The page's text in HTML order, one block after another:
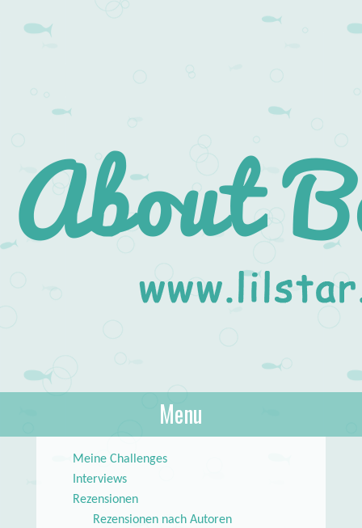
About Books
lilstar.de
Menu
Meine Challenges
Interviews
Rezensionen
Rezensionen nach Autoren